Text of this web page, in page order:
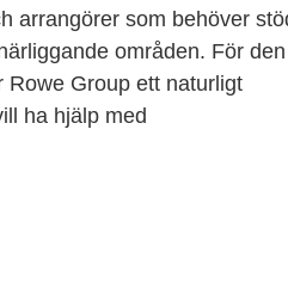
arrangörer som behöver
områden. För den
Rowe Group ett naturligt
ha hjälp med